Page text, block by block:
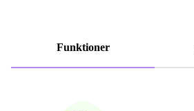
Funktioner